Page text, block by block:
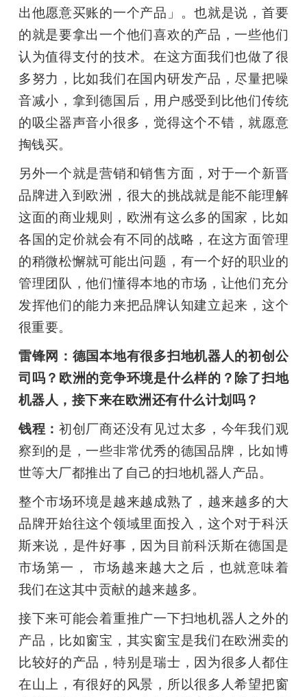
出他愿意买账的一个产品」。也就是说，首要
的就是要拿出一个他们喜欢的产品，一些他们
认为值得支付的技术。在这方面我们也做了很
多努力，比如我们在国内研发产品，尽量把噪
音减小，拿到德国后，用户感受到比他们传统
的吸尘器声音小很多，觉得这个不错，就愿意
掏钱买。
另外一个就是营销和销售方面，对于一个新晋
品牌进入到欧洲，很大的挑战就是能不能理解
这面的商业规则，欧洲有这么多的国家，比如
各国的定价就会有不同的战略，在这方面管理
的稍微松懈就可能出问题，有一个好的职业的
管理团队，他们懂得本地的市场，让他们充分
发挥他们的能力来把品牌认知建立起来，这个
很重要。
雷锋网：德国本地有很多扫地机器人的初创公
司吗？欧洲的竞争环境是什么样的？除了扫地
机器人，接下来在欧洲还有什么计划吗？
钱程：初创厂商还没有见过太多，今年我们观
察到的是，一些非常优秀的德国品牌，比如博
世等大厂都推出了自己的扫地机器人产品。
整个市场环境是越来越成熟了，越来越多的大
品牌开始往这个领域里面投入，这个对于科沃
斯来说，是件好事，因为目前科沃斯在德国是
市场第一， 市场越来越大之后，也就意味着
我们在这其中贡献的越来越多。
接下来可能会着重推广一下扫地机器人之外的
产品，比如窗宝，其实窗宝是我们在欧洲卖的
比较好的产品，特别是瑞士，因为很多人都住
在山上，有很好的风景，所以很多人希望把窗